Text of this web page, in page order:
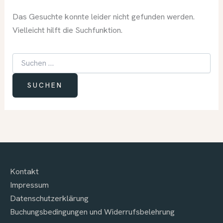
Das Gesuchte konnte leider nicht gefunden werden.
Vielleicht hilft die Suchfunktion.
Suchen
nach:
Kontakt
Impressum
Datenschutzerklärung
Buchungsbedingungen und Widerrufsbelehrung